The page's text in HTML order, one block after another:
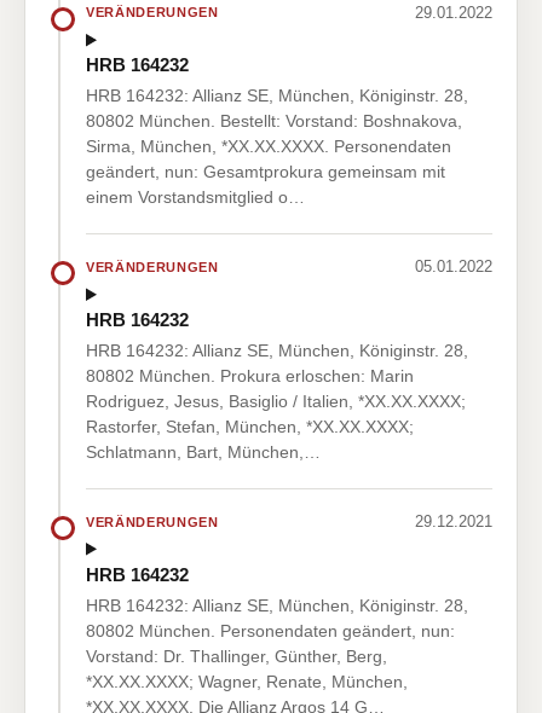
VERÄNDERUNGEN 29.01.2022
HRB 164232
HRB 164232: Allianz SE, München, Königinstr. 28,
80802 München. Bestellt: Vorstand: Boshnakova,
Sirma, München, *XX.XX.XXXX. Personendaten
geändert, nun: Gesamtprokura gemeinsam mit
einem Vorstandsmitglied o…
VERÄNDERUNGEN 05.01.2022
HRB 164232
HRB 164232: Allianz SE, München, Königinstr. 28,
80802 München. Prokura erloschen: Marin
Rodriguez, Jesus, Basiglio / Italien, *XX.XX.XXXX;
Rastorfer, Stefan, München, *XX.XX.XXXX;
Schlatmann, Bart, München,…
VERÄNDERUNGEN 29.12.2021
HRB 164232
HRB 164232: Allianz SE, München, Königinstr. 28,
80802 München. Personendaten geändert, nun:
Vorstand: Dr. Thallinger, Günther, Berg,
*XX.XX.XXXX; Wagner, Renate, München,
*XX.XX.XXXX. Die Allianz Argos 14 G…